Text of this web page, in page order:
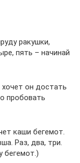
ракушки,
пять – начинай
хочет он достать
пробовать
каши бегемот.
Раз, два, три.
бегемот.)